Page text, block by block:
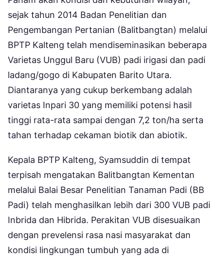
sejak tahun 2014 Badan Penelitian dan
Pengembangan Pertanian (Balitbangtan) melalui
BPTP Kalteng telah mendiseminasikan beberapa
Varietas Unggul Baru (VUB) padi irigasi dan padi
ladang/gogo di Kabupaten Barito Utara.
Diantaranya yang cukup berkembang adalah
varietas Inpari 30 yang memiliki potensi hasil
tinggi rata-rata sampai dengan 7,2 ton/ha serta
tahan terhadap cekaman biotik dan abiotik.
Kepala BPTP Kalteng, Syamsuddin di tempat
terpisah mengatakan Balitbangtan Kementan
melalui Balai Besar Penelitian Tanaman Padi (BB
Padi) telah menghasilkan lebih dari 300 VUB padi
Inbrida dan Hibrida. Perakitan VUB disesuaikan
dengan prevelensi rasa nasi masyarakat dan
kondisi lingkungan tumbuh yang ada di